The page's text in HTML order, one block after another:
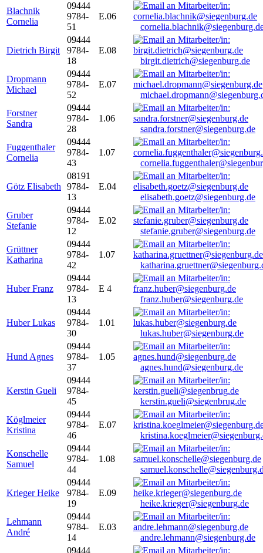
Blachnik
Cornelia
09444
9784-
51
E.06
Dietrich Birgit
09444
9784-
18
E.08
birgit.dietrich@siegenburg.de
Dropmann
Michael
09444
9784-
52
E.07
Forstner
Sandra
09444
9784-
28
1.06
sandra.forstner@siegenburg.de
Fuggenthaler
Cornelia
09444
9784-
43
1.07
Götz Elisabeth
08191
9784-
13
E.04
elisabeth.goetz@siegenburg.de
Gruber
Stefanie
09444
9784-
12
E.02
stefanie.gruber@siegenburg.de
Grüttner
Katharina
09444
9784-
42
1.07
Huber Franz
09444
9784-
13
E 4
franz.huber@siegenburg.de
Huber Lukas
09444
9784-
30
1.01
lukas.huber@siegenburg.de
Hund Agnes
09444
9784-
37
1.05
agnes.hund@siegenburg.de
Kerstin Gueli
09444
9784-
45
kerstin.gueli@siegenbrug.de
Köglmeier
Kristina
09444
9784-
46
E.07
Konschelle
Samuel
09444
9784-
44
1.08
Krieger Heike
09444
9784-
19
E.09
heike.krieger@siegenburg.de
Lehmann
André
09444
9784-
14
E.03
andre.lehmann@siegenburg.de
09444